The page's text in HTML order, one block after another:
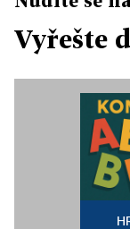
Vyřešte